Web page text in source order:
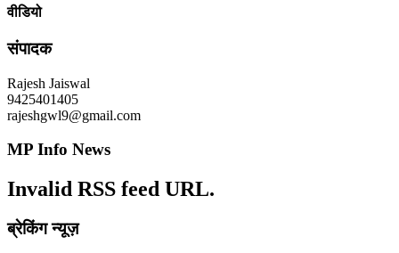
वीडियो
संपादक
Rajesh Jaiswal
9425401405
rajeshgwl9@gmail.com
MP Info News
Invalid RSS feed URL.
ब्रेकिंग न्यूज़